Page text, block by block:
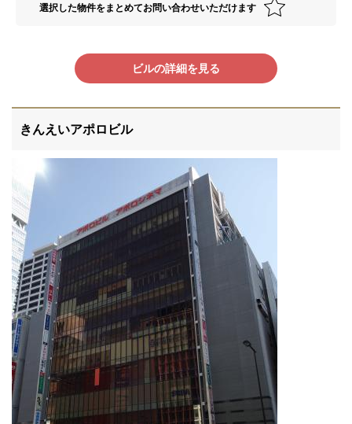
選択した物件をまとめてお問い合わせいただけます
ビルの詳細を見る
きんえいアポロビル